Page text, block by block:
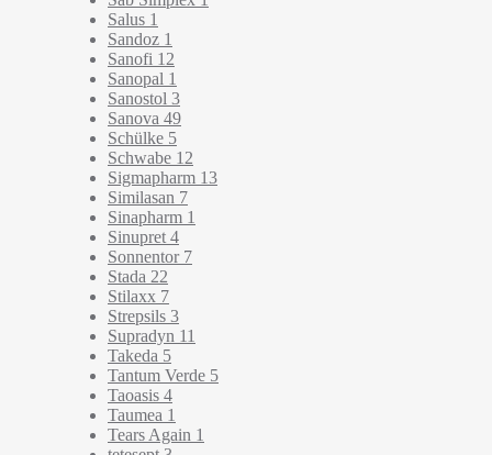
Salus 1
Sandoz 1
Sanofi 12
Sanopal 1
Sanostol 3
Sanova 49
Schülke 5
Schwabe 12
Sigmapharm 13
Similasan 7
Sinapharm 1
Sinupret 4
Sonnentor 7
Stada 22
Stilaxx 7
Strepsils 3
Supradyn 11
Takeda 5
Tantum Verde 5
Taoasis 4
Taumea 1
Tears Again 1